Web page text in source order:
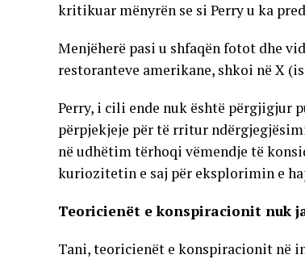
kritikuar mënyrën se si Perry u ka
Menjëherë pasi u shfaqën fotot dhe
restoranteve amerikane, shkoi në X
Perry, i cili ende nuk është përgjigjur
përpjekjeje për të rritur
në udhëtim tërhoqi vëmendje të
kuriozitetin e saj për eksplorimin e
Teoricienët e konspiracionit nuk
Tani, teoricienët e konspiracionit në